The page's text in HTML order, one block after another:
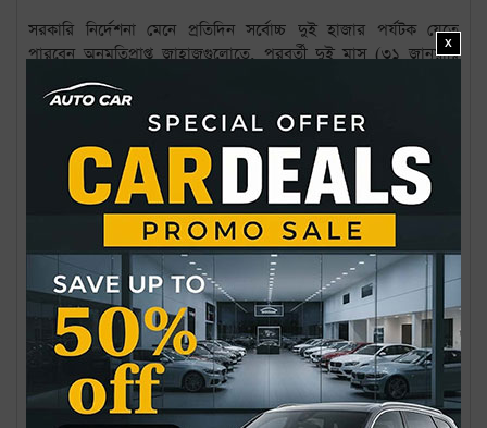
সরকারি নির্দেশনা মেনে প্রতিদিন সর্বোচ্চ দুই হাজার পর্যটক যেতে
পারবেন অনুমতিপ্রাপ্ত জাহাজগুলোতে, পরবর্তী দুই মাস (৩১ জানুয়ারি
পর্যন্ত) থাকছে দ্বীপে রাত্রিযাপনের সুযোগ। এছাড়া যাত্রার ক্ষেত্রে
পর্যটকদের বাংলাদেশ ট্যুরিজম বোর্ডের স্বীকৃত অনলাইন প্ল্যাটফর্ম থেকে
টিকিট সংগ্রহ করতে হবে। প্রতিটি টিকিটে ট্রাভেল পাস ও কিউআর কোড
থাকবে। কিউআর কোড ছাড়া টিকিট নকল হিসেবে গণ্য হবে।
উল্লেখ্য, সেন্টমার্টিনের জীববৈচিত্র্য রক্ষায় গত অক্টোবরে ১২টি নির্দেশনা
জারি করেছে সরকার। দ্বীপের পরিবেশ রক্ষায় রাতে সৈকতে আলো
জ্বালানো, উচ্চ শব্দে অনুষ্ঠান, বারবিকিউ পার্টি, কেয়াবনে প্রবেশ,
কেয়াফল সংগ্রহ ও ক্রয়-বিক্রয় এবং সামুদ্রিক কাছিম, পাখি, প্রবাল,
রাজকাঁকড়া ও অন্যান্য জীববৈচিত্র্যের ক্ষতি পুরোপুরি নিষিদ্ধ। এছাড়া
সৈকতে মোটরসাইকেল, সি-বাইকসহ মোটরযান চলাচল বন্ধ এবং নিষিদ্ধ
পলিথিন ও একবার ব্যবহার্য প্লাস্টিক ব্যবহারও নিরুৎসাহিত করা হয়েছে।
X